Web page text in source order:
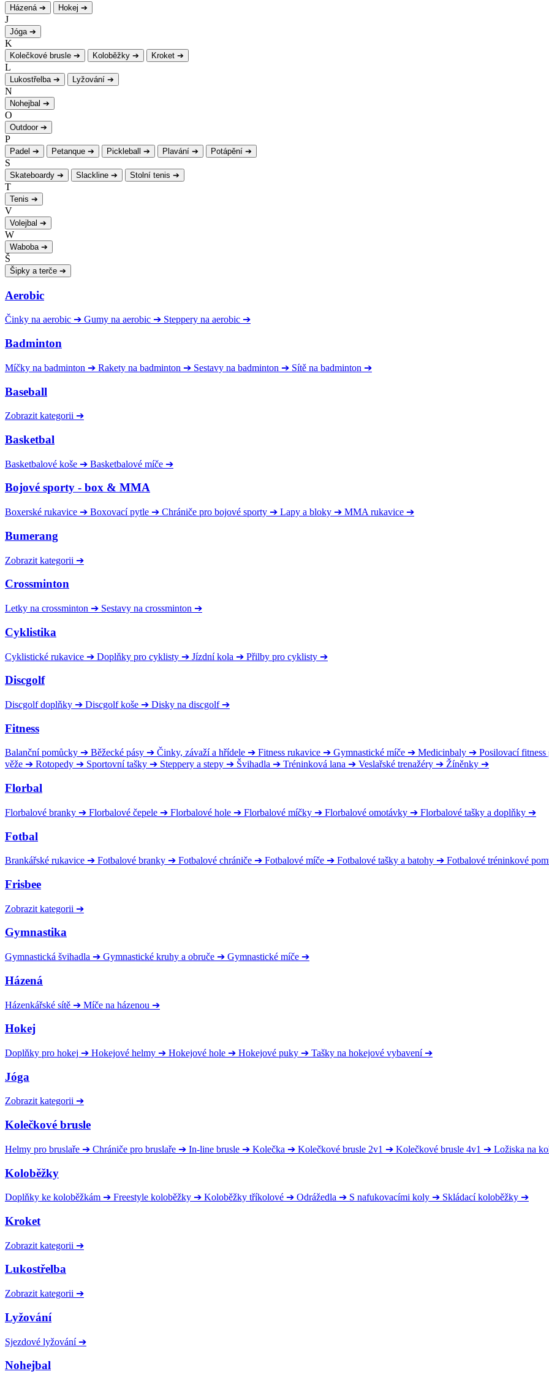
Házená ➔ Hokej ➔
J
Jóga ➔
K
Kolečkové brusle ➔ Koloběžky ➔ Kroket ➔
L
Lukostřelba ➔ Lyžování ➔
N
Nohejbal ➔
O
Outdoor ➔
P
Padel ➔ Petanque ➔ Pickleball ➔ Plavání ➔ Potápění ➔
S
Skateboardy ➔ Slackline ➔ Stolní tenis ➔
T
Tenis ➔
V
Volejbal ➔
W
Waboba ➔
Š
Šipky a terče ➔
Aerobic
Činky na aerobic ➔ Gumy na aerobic ➔ Steppery na aerobic ➔
Badminton
Míčky na badminton ➔ Rakety na badminton ➔ Sestavy na badminton ➔ Sítě na badminton ➔
Baseball
Zobrazit kategorii ➔
Basketbal
Basketbalové koše ➔ Basketbalové míče ➔
Bojové sporty - box & MMA
Boxerské rukavice ➔ Boxovací pytle ➔ Chrániče pro bojové sporty ➔ Lapy a bloky ➔ MMA rukavice ➔
Bumerang
Zobrazit kategorii ➔
Crossminton
Letky na crossminton ➔ Sestavy na crossminton ➔
Cyklistika
Cyklistické rukavice ➔ Doplňky pro cyklisty ➔ Jízdní kola ➔ Přilby pro cyklisty ➔
Discgolf
Discgolf doplňky ➔ Discgolf koše ➔ Disky na discgolf ➔
Fitness
Balanční pomůcky ➔ Běžecké pásy ➔ Činky, závaží a hřídele ➔ Fitness rukavice ➔ Gymnastické míče ➔ Medicinbaly ➔ Posilovací fitness
věže ➔ Rotopedy ➔ Sportovní tašky ➔ Steppery a stepy ➔ Švihadla ➔ Tréninková lana ➔ Veslařské trenažéry ➔ Žíněnky ➔
Florbal
Florbalové branky ➔ Florbalové čepele ➔ Florbalové hole ➔ Florbalové míčky ➔ Florbalové omotávky ➔ Florbalové tašky a doplňky ➔
Fotbal
Brankářské rukavice ➔ Fotbalové branky ➔ Fotbalové chrániče ➔ Fotbalové míče ➔ Fotbalové tašky a batohy ➔ Fotbalové tréninkové
Frisbee
Zobrazit kategorii ➔
Gymnastika
Gymnastická švihadla ➔ Gymnastické kruhy a obruče ➔ Gymnastické míče ➔
Házená
Házenkářské sítě ➔ Míče na házenou ➔
Hokej
Doplňky pro hokej ➔ Hokejové helmy ➔ Hokejové hole ➔ Hokejové puky ➔ Tašky na hokejové vybavení ➔
Jóga
Zobrazit kategorii ➔
Kolečkové brusle
Helmy pro bruslaře ➔ Chrániče pro bruslaře ➔ In-line brusle ➔ Kolečka ➔ Kolečkové brusle 2v1 ➔ Kolečkové brusle 4v1 ➔ Ložiska na
Koloběžky
Doplňky ke koloběžkám ➔ Freestyle koloběžky ➔ Koloběžky tříkolové ➔ Odrážedla ➔ S nafukovacími koly ➔ Skládací koloběžky ➔
Kroket
Zobrazit kategorii ➔
Lukostřelba
Zobrazit kategorii ➔
Lyžování
Sjezdové lyžování ➔
Nohejbal